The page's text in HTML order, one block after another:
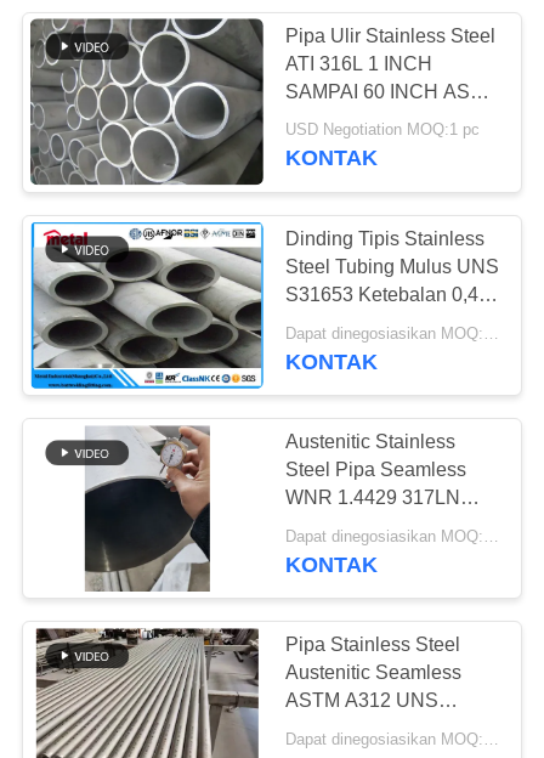
Pipa Baja Suhu
Rendah
86
Pipa Paduan
Titanium
158
Pipa Aluminium
Alloy
127
Pipa Ulir Stainless Steel
ATI 316L 1 INCH
SAMPAI 60 INCH ASTM
F138
USD Negotiation MOQ:1 pc
KONTAK
Dinding Tipis Stainless
Steel Tubing Mulus UNS
S31653 Ketebalan 0,4 -
30mm
KONTAK
Austenitic Stainless
Steel Pipa Seamless
WNR 1.4429 317LN
Dinding Tipis Tebal
Ukuran 8 Inch
Dapat dinegosiasikan MOQ:1 pc
KONTAK
Pipa Stainless Steel
Austenitic Seamless
ASTM A312 UNS
S30815 Permukaan
Dapat dinegosiasikan MOQ:1 pc